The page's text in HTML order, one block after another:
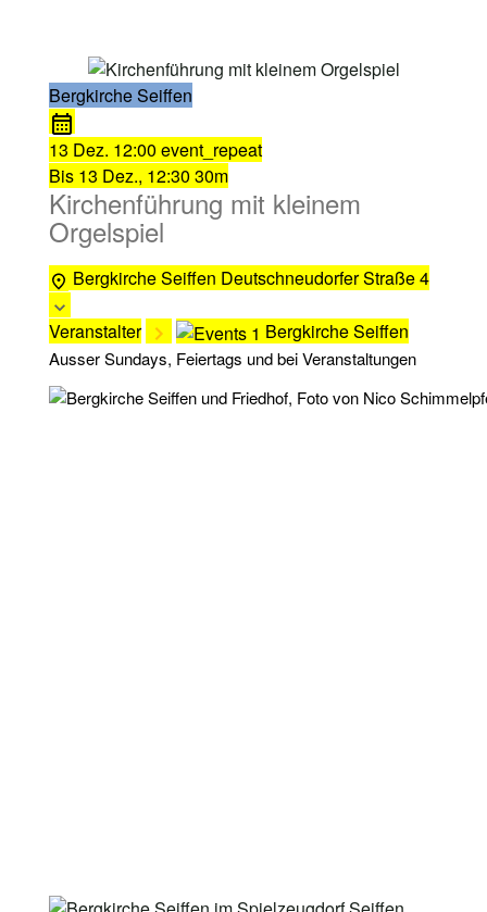
Bergkirche Seiffen
13 Dez. 12:00 event_repeat
Bis 13 Dez., 12:30 30m
Kirchenführung mit kleinem
Orgelspiel
Bergkirche Seiffen Deutschneudorfer Straße 4
Veranstalter Bergkirche Seiffen
Ausser Sundays, Feiertags und bei Veranstaltungen